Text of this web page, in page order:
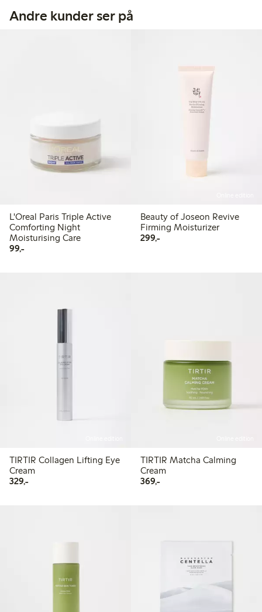
Andre kunder ser på
L'Oreal Paris Triple Active
Comforting Night
Moisturising Care
99,-99,00 kr
Beauty of Joseon Revive
Firming Moisturizer
299,-299,00 kr
TIRTIR Collagen Lifting Eye
Cream
329,-329,00 kr
TIRTIR Matcha Calming
Cream
369,-369,00 kr